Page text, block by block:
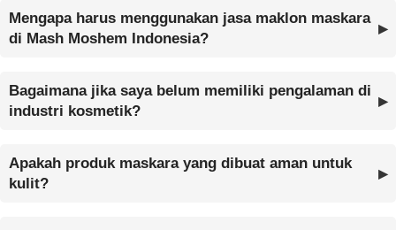
Mengapa harus menggunakan jasa maklon maskara
di Mash Moshem Indonesia?
Bagaimana jika saya belum memiliki pengalaman di
industri kosmetik?
Apakah produk maskara yang dibuat aman untuk
kulit?